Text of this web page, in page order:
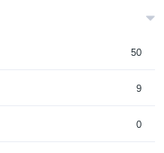
50
9
0